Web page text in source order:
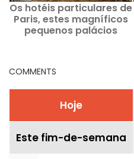
Os hotéis particulares de
Paris, estes magníficos
pequenos palácios
COMMENTS
Hoje
Este fim-de-semana